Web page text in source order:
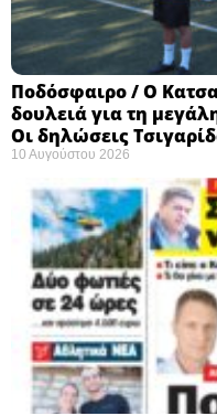
Ποδόσφαιρο / Ο
δουλειά για τη
Οι δηλώσεις
10 Αυγούστου 2026